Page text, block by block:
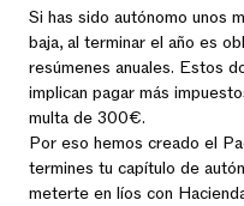
Si has sido autónomo unos
baja, al terminar el año es
resúmenes anuales. Estos
implican pagar más
multa de 300€.
Por eso hemos creado el
termines tu capítulo de
meterte en líos con